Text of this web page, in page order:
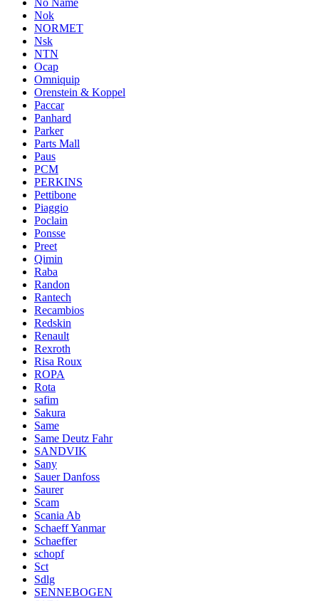
No Name
Nok
NORMET
Nsk
NTN
Ocap
Omniquip
Orenstein & Koppel
Paccar
Panhard
Parker
Parts Mall
Paus
PCM
PERKINS
Pettibone
Piaggio
Poclain
Ponsse
Preet
Qimin
Raba
Randon
Rantech
Recambios
Redskin
Renault
Rexroth
Risa Roux
ROPA
Rota
safim
Sakura
Same
Same Deutz Fahr
SANDVIK
Sany
Sauer Danfoss
Saurer
Scam
Scania Ab
Schaeff Yanmar
Schaeffer
schopf
Sct
Sdlg
SENNEBOGEN